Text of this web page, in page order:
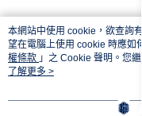
熱門標籤
本網站中使用 cookie，欲查詢
望在電腦上使用 cookie 時應如
權條款 」之 Cookie 聲明。您
用條款之 Cookie 聲明使用
了解更多 >